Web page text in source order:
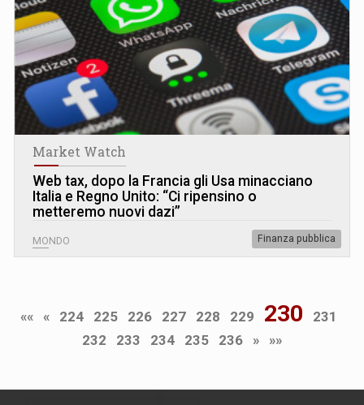
Market Watch
Web tax, dopo la Francia gli Usa minacciano
Italia e Regno Unito: “Ci ripensino o
metteremo nuovi dazi”
MONDO Finanza pubblica
«« « 224 225 226 227 228 229 230
231
232
233 234 235 236 » »»